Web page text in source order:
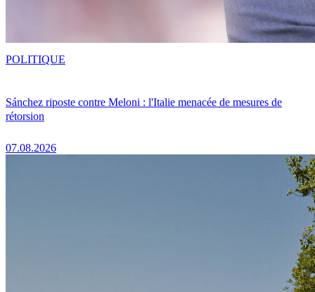
Sánchez riposte contre Meloni : l'Italie menacée de mesures de
rétorsion
07.08.2026
POLITIQUE